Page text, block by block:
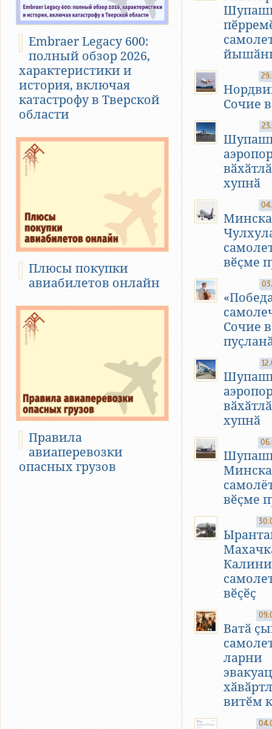
Embraer Legacy 600:
полный обзор 2026,
характеристики и
история, включая
катастрофу в Тверской
области
Плюсы покупки
авиабилетов онлайн
Правила
авиаперевозки
опасных грузов
Сочие
хупнӑ
Минска
вӗҫме
Сочие
хупнӑ
Минска
вӗҫме
вӗҫӗҫ
Ватӑ
ларни
витӗм